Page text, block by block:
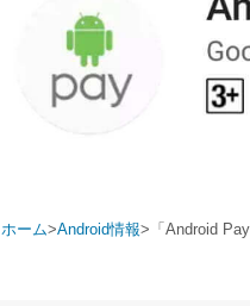
ホーム>Android情報> 「Android